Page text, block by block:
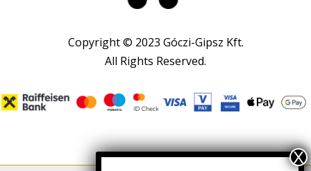
Copyright © 2023 Góczi-Gipsz Kft.
All Rights Reserved.